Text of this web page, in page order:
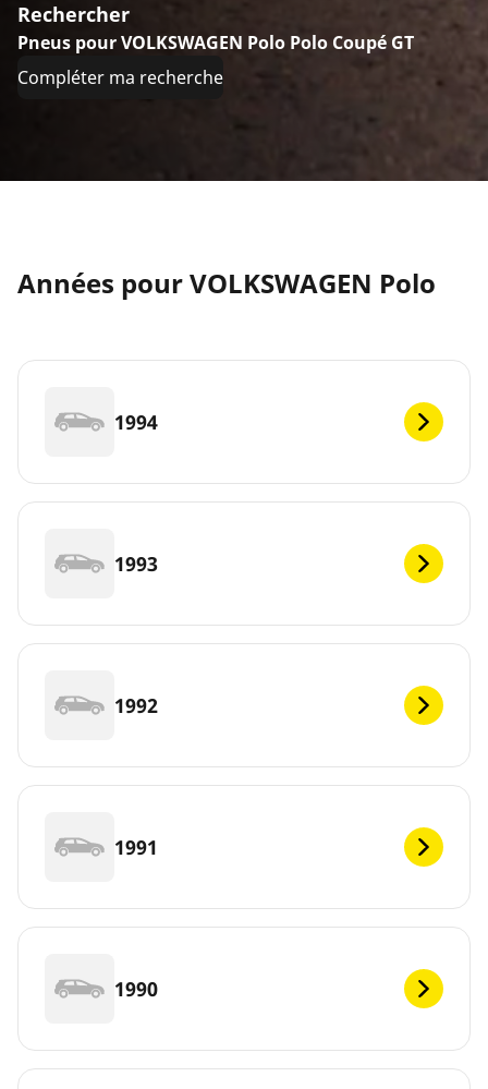
Rechercher
Pneus pour VOLKSWAGEN Polo Polo Coupé GT
Compléter ma recherche
Années pour VOLKSWAGEN Polo
1994
1993
1992
1991
1990